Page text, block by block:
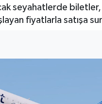
seyahatlerde
fiyatlarla satışa